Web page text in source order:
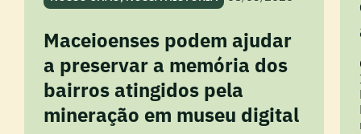
Maceioenses podem ajudar
a preservar a memória dos
bairros atingidos pela
mineração em museu digital